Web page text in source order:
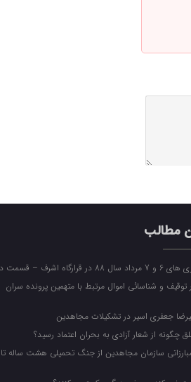
مطالب
اشرف – قسمت دوم
و شناسائی اموال مرتبط با متهمین پرونده سران
جعفری اسیر در تشکیلات مجاهدین
چگونه از شعار آزادی به بحران اعتماد رسید؟
سازمان مجاهدین از جنگ تحمیلی هشت ساله تا